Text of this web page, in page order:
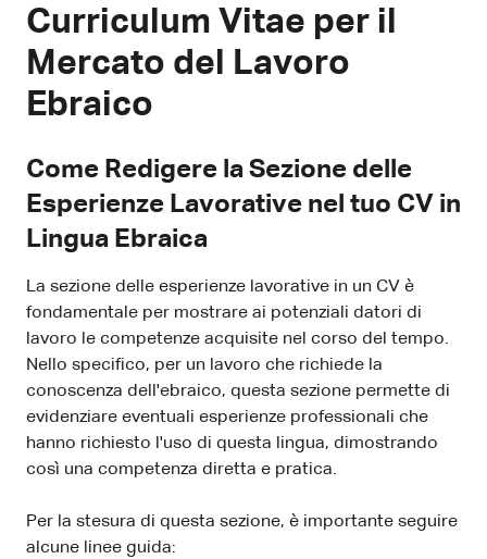
Curriculum Vitae per il
Mercato del Lavoro
Ebraico
Come Redigere la Sezione delle
Esperienze Lavorative nel tuo CV in
Lingua Ebraica
La sezione delle esperienze lavorative in un CV è
fondamentale per mostrare ai potenziali datori di
lavoro le competenze acquisite nel corso del tempo.
Nello specifico, per un lavoro che richiede la
conoscenza dell'ebraico, questa sezione permette di
evidenziare eventuali esperienze professionali che
hanno richiesto l'uso di questa lingua, dimostrando
così una competenza diretta e pratica.
Per la stesura di questa sezione, è importante seguire
alcune linee guida: